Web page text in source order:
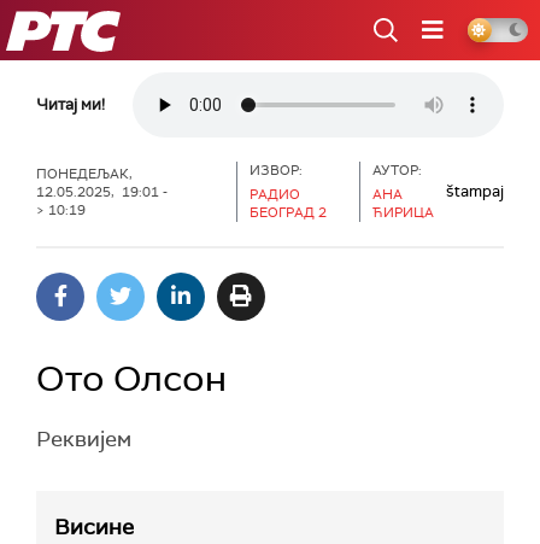
РТС
Читај ми!
ПОНЕДЕЉАК,
12.05.2025, 19:01 -
> 10:19
ИЗВОР:
РАДИО
БЕОГРАД 2
АУТОР:
АНА
ЋИРИЦА
štampaj
Ото Олсон
Реквијем
Висине